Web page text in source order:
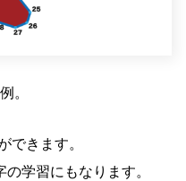
。
できます。
学習にもなります。